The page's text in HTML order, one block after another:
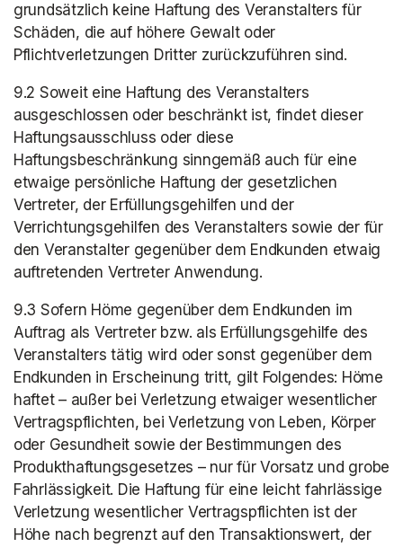
grundsätzlich keine Haftung des Veranstalters für
Schäden, die auf höhere Gewalt oder
Pflichtverletzungen Dritter zurückzuführen sind.
9.2 Soweit eine Haftung des Veranstalters
ausgeschlossen oder beschränkt ist, findet dieser
Haftungsausschluss oder diese
Haftungsbeschränkung sinngemäß auch für eine
etwaige persönliche Haftung der gesetzlichen
Vertreter, der Erfüllungsgehilfen und der
Verrichtungsgehilfen des Veranstalters sowie der für
den Veranstalter gegenüber dem Endkunden etwaig
auftretenden Vertreter Anwendung.
9.3 Sofern Höme gegenüber dem Endkunden im
Auftrag als Vertreter bzw. als Erfüllungsgehilfe des
Veranstalters tätig wird oder sonst gegenüber dem
Endkunden in Erscheinung tritt, gilt Folgendes: Höme
haftet – außer bei Verletzung etwaiger wesentlicher
Vertragspflichten, bei Verletzung von Leben, Körper
oder Gesundheit sowie der Bestimmungen des
Produkthaftungsgesetzes – nur für Vorsatz und grobe
Fahrlässigkeit. Die Haftung für eine leicht fahrlässige
Verletzung wesentlicher Vertragspflichten ist der
Höhe nach begrenzt auf den Transaktionswert, der